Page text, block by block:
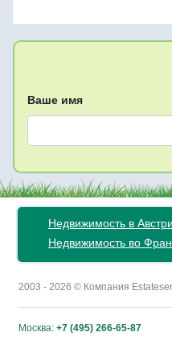
Ваше имя
Недвижимость в
Недвижимость во
2003 - 2026 © Компания
Москва: +7 (495) 266-65-87